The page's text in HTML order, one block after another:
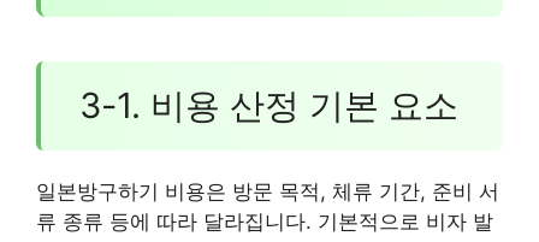
3-1. 비용 산정 기본 요소
일본방구하기 비용은 방문 목적, 체류 기간, 준비 서
류 종류 등에 따라 달라집니다. 기본적으로 비자 발